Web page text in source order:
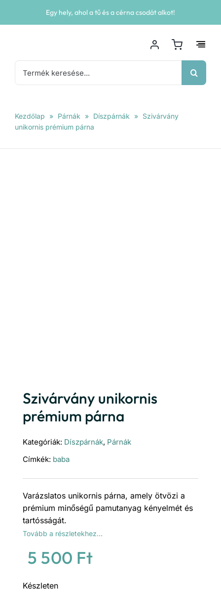
Egy hely, ahol a tű és a cérna csodát alkot!
Keresés...
Kezdőlap » Párnák » Díszpárnák » Szivárvány
unikornis prémium párna
Szivárvány unikornis
prémium párna
Kategóriák: Díszpárnák, Párnák
Címkék: baba
Varázslatos unikornis párna, amely ötvözi a
prémium minőségű pamutanyag kényelmét és
tartósságát.
Tovább a részletekhez…
5 500 Ft
Készleten